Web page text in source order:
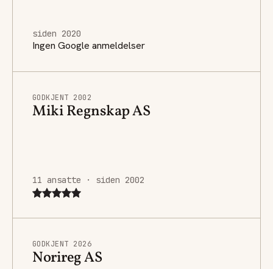
siden 2020
Ingen Google anmeldelser
GODKJENT 2002
Miki Regnskap AS
11 ansatte · siden 2002
GODKJENT 2026
Norireg AS